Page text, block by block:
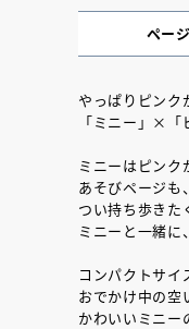
ペー
やっぱりピンク
「ミニー」×「
ミニーはピン
あそびページも
つい持ち歩きた
ミニーと一緒に
コンパクトサ
おでかけ中の空
かわいいミニー